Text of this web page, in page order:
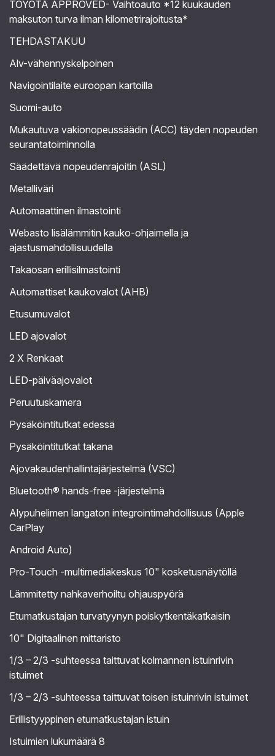
TOYOTA APPROVED- Vaihtoauto *12 kuukauden
maksuton turva ilman kilometrirajoitusta*
TEHDASTAKUU
Alv-vähennyskelpoinen
Navigointilaite euroopan kartoilla
Suomi-auto
Mukautuva vakionopeussäädin (ACC) täyden nopeuden
seurantatoiminnolla
Säädettävä nopeudenrajoitin (ASL)
Metalliväri
Automaattinen ilmastointi
Webasto lisälämmitin kauko-ohjaimella ja
ajastusmahdollisuudella
Takaosan erillisilmastointi
Automattiset kaukovalot (AHB)
Etusumuvalot
LED ajovalot
2 X Renkaat
LED-päiväajovalot
Peruutuskamera
Pysäköintitutkat edessä
Pysäköintitutkat takana
Ajovakaudenhallintajärjestelmä (VSC)
Bluetooth® hands-free -järjestelmä
Alypuhelimen langaton integrointimahdollisuus (Apple
CarPlay
Android Auto)
Pro-Touch -multimediakeskus 10" kosketusnäytöllä
Lämmitetty nahkaverhoiltu ohjauspyörä
Etumatkustajan turvatyynyn poiskytkentäkatkaisin
10" Digitaalinen mittaristo
1/3 – 2/3 -suhteessa taittuvat kolmannen istuinrivin
istuimet
1/3 – 2/3 -suhteessa taittuvat toisen istuinrivin istuimet
Erillistyyppinen etumatkustajan istuin
Istuimien lukumäärä 8